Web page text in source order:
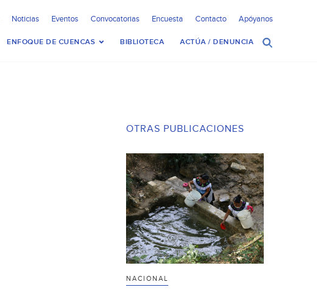
Noticias Eventos Convocatorias Encuesta Contacto Apóyanos
ENFOQUE DE CUENCAS BIBLIOTECA ACTÚA / DENUNCIA
OTRAS PUBLICACIONES
NACIONAL